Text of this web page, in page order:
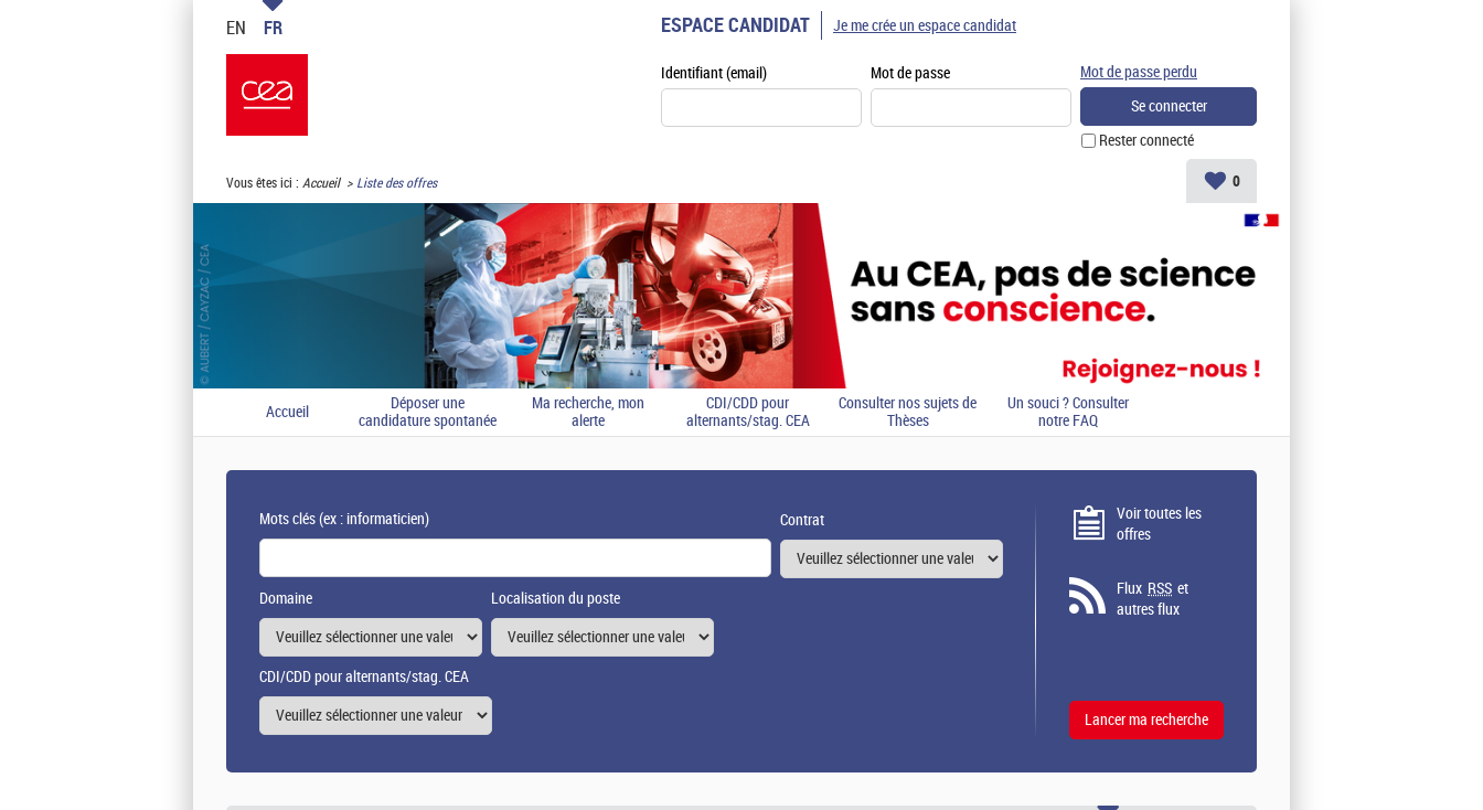
EN FR ESPACE CANDIDAT
Identifiant (email) Mot de passe
Rester connecté
Mot de passe perdu
Je me crée un espace candidat
Vous êtes ici : Accueil Liste des offres 0
Accueil
Déposer une
candidature spontanée
Ma recherche, mon
alerte
CDI/CDD pour
alternants/stag. CEA
Consulter nos sujets de
Thèses
Un souci ? Consulter
notre FAQ
Mots clés(ex : informaticien) Contrat
Domaine Localisation du poste
CDI/CDD pour alternants/stag. CEA
Voir toutes les
offres
Flux RSS et
autres flux